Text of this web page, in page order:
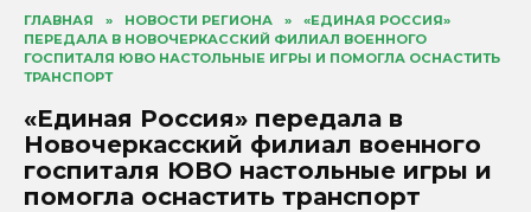
ГЛАВНАЯ » НОВОСТИ РЕГИОНА »
«ЕДИНАЯ РОССИЯ»
ПЕРЕДАЛА В НОВОЧЕРКАССКИЙ ФИЛИАЛ ВОЕННОГО
ГОСПИТАЛЯ ЮВО НАСТОЛЬНЫЕ ИГРЫ И ПОМОГЛА ОСНАСТИТЬ
ТРАНСПОРТ
«Единая Россия» передала в
Новочеркасский филиал военного
госпиталя ЮВО настольные игры и
помогла оснастить транспорт